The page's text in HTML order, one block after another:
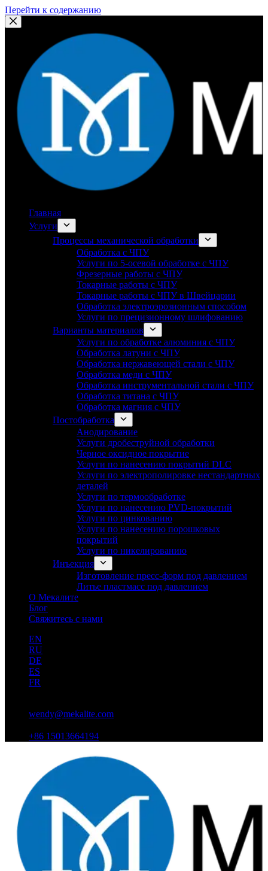
Перейти к содержанию
Главная
Услуги
Процессы механической обработки
Обработка с ЧПУ
Услуги по 5-осевой обработке с ЧПУ
Фрезерные работы с ЧПУ
Токарные работы с ЧПУ
Токарные работы с ЧПУ в Швейцарии
Обработка электроэрозионным способом
Услуги по прецизионному шлифованию
Варианты материалов
Услуги по обработке алюминия с ЧПУ
Обработка латуни с ЧПУ
Обработка нержавеющей стали с ЧПУ
Обработка меди с ЧПУ
Обработка инструментальной стали с ЧПУ
Обработка титана с ЧПУ
Обработка магния с ЧПУ
Постобработка
Анодирование
Услуги дробеструйной обработки
Черное оксидное покрытие
Услуги по нанесению покрытий DLC
Услуги по электрополировке нестандартных
деталей
Услуги по термообработке
Услуги по нанесению PVD-покрытий
Услуги по цинкованию
Услуги по нанесению порошковых
покрытий
Услуги по никелированию
Инъекция
Изготовление пресс-форм под давлением
Литье пластмасс под давлением
О Мекалите
Блог
Свяжитесь с нами
EN
RU
DE
ES
FR
wendy@mekalite.com
+86 15013664194